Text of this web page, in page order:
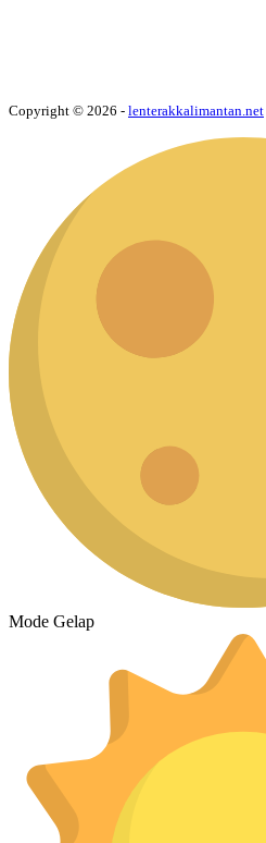
Copyright © 2026 - lenterakkalimantan.net
Mode Gelap